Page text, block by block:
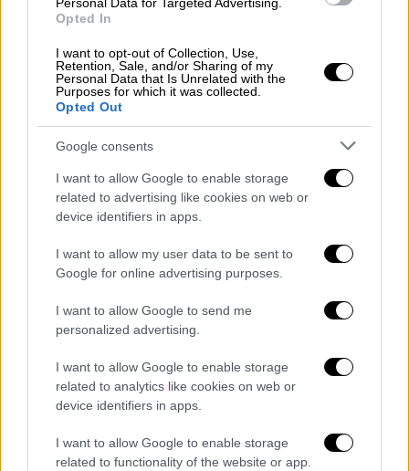
Opted In
I want to opt-out of Collection, Use,
Retention, Sale, and/or Sharing of my
Personal Data that Is Unrelated with the
Purposes for which it was collected.
Opted Out
Google consents
I want to allow Google to enable storage
related to advertising like cookies on web or
device identifiers in apps.
I want to allow my user data to be sent to
Google for online advertising purposes.
I want to allow Google to send me
personalized advertising.
I want to allow Google to enable storage
related to analytics like cookies on web or
device identifiers in apps.
I want to allow Google to enable storage
related to functionality of the website or app.
Εκ παραλλήλου η κυβέρνηση με καθυστέρηση
υπουργός Εσωτερικών κ. Βορίδης
θα
εγκρίνει τηνχορήγηση
σκοπού για την οποία «φωνάζει» την
τελευταία εβδομάδα η αξιωματική
αντιπολίτευση με τη διαφορά πως αυτή θα
αφορά μόνο τους
δημοσίους
υπαλλήλους
γονείςόσων μαθητών έχουν κολλήσει